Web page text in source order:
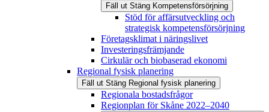
Fäll ut Stäng Kompetensförsörjning
Stöd för affärsutveckling och
strategisk kompetensförsörjning
Företagsklimat i näringslivet
Investeringsfrämjande
Cirkulär och biobaserad ekonomi
Regional fysisk planering
Fäll ut Stäng Regional fysisk planering
Regionala bostadsfrågor
Regionplan för Skåne 2022–2040